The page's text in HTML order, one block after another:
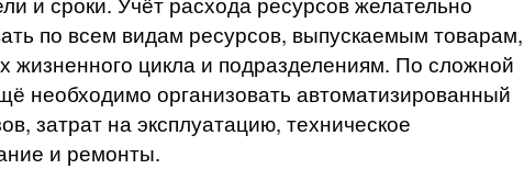
по всем видам ресурсов, выпускаемым товарам,
жизненного цикла и подразделениям. По сложной
необходимо организовать автоматизированный
затрат на эксплуатацию, техническое
и ремонты.